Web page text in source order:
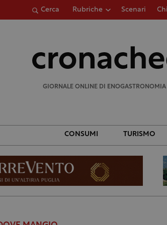
Cerca Rubriche Scenari
GIORNALE ONLINE DI ENOGASTRONOMIA
CONSUMI TURISMO